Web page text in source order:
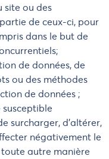
site ou des
de ceux-ci, pour
dans le but de
de données, de
ou des méthodes
de données ;
susceptible
surcharger, d'altérer,
négativement le
autre manière